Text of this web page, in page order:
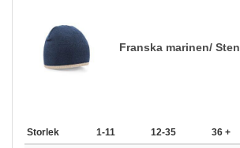
Franska marinen/ Sten
Storlek 1-11 12-35 36 +